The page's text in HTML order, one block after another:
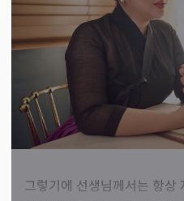
그렇기에 선생님께서는 항상